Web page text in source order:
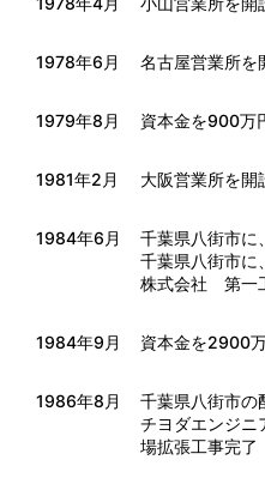
1978年6月 名古屋営業所を
1979年8月 資本金を900万
1981年2月 大阪営業所を開
1984年6月
千葉県八街市に
千葉県八街市に
株式会社 第一
1984年9月 資本金を2900
1986年8月
千葉県八街市の
チヨダエンジ
場拡張工事完了